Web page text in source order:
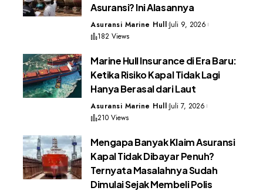
Asuransi? Ini Alasannya
Asuransi Marine Hull Juli 9, 2026
182 Views
Marine Hull Insurance di Era Baru:
Ketika Risiko Kapal Tidak Lagi
Hanya Berasal dari Laut
Asuransi Marine Hull Juli 7, 2026
210 Views
Mengapa Banyak Klaim Asuransi
Kapal Tidak Dibayar Penuh?
Ternyata Masalahnya Sudah
Dimulai Sejak Membeli Polis